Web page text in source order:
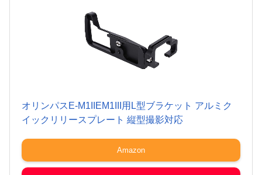
オリンパスE-M1IIEM1III用L型ブラケット アルミク
イックリリースプレート 縦型撮影対応
Amazon